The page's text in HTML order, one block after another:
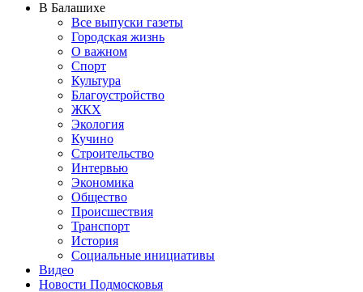
В Балашихе
Все выпуски газеты
Городская жизнь
О важном
Спорт
Культура
Благоустройство
ЖКХ
Экология
Кучино
Строительство
Интервью
Экономика
Общество
Происшествия
Транспорт
История
Социальные инициативы
Видео
Новости Подмосковья